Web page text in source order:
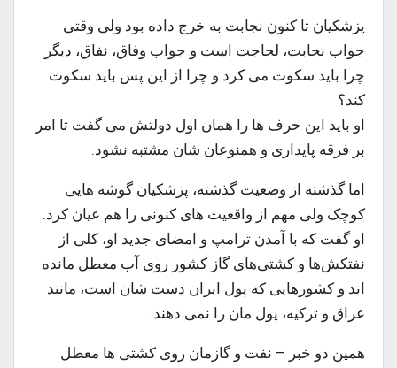
پزشکیان تا کنون نجابت به خرج داده بود ولی وقتی
جواب نجابت، لجاجت است و جواب وفاق، نفاق، دیگر
چرا باید سکوت می کرد و چرا از این پس باید سکوت
کند؟
او باید این حرف ها را همان اول دولتش می گفت تا امر
بر فرقه پایداری و همنوعان شان مشتبه نشود.
اما گذشته از وضعیت گذشته، پزشکیان گوشه هایی
کوچک ولی مهم از واقعیت های کنونی را هم عیان کرد.
او گفت که با آمدن ترامپ و امضای جدید او، کلی از
نفتکش‌ها و کشتی‌های گاز کشور روی آب معطل مانده
اند و کشورهایی که پول ایران دست شان است، مانند
عراق و ترکیه، پول مان را نمی دهند.
همین دو خبر – نفت و گازمان روی کشتی ها معطل